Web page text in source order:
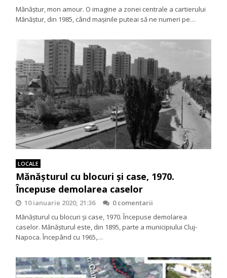
Mănăştur, mon amour. O imagine a zonei centrale a cartierului
Mănăştur, din 1985, când maşinile puteai să ne numeri pe…
LOCALE
Mănăşturul cu blocuri şi case, 1970.
Începuse demolarea caselor
10 ianuarie 2020, 21:36
0 comentarii
Mănăşturul cu blocuri şi case, 1970. Începuse demolarea
caselor. Mănăşturul este, din 1895, parte a municipiului Cluj-
Napoca. Începând cu 1965,…